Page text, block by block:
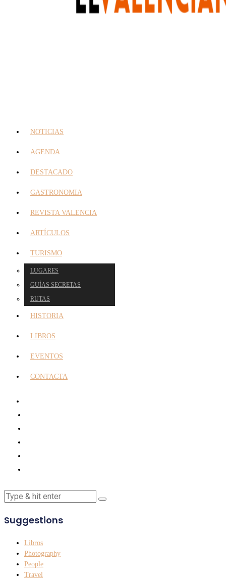
NOTICIAS
AGENDA
DESTACADO
GASTRONOMIA
REVISTA VALENCIA
ARTÍCULOS
TURISMO
LUGARES
GUÍAS SECRETAS
RUTAS
HISTORIA
LIBROS
EVENTOS
CONTACTA
Suggestions
Libros
Photography
People
Travel